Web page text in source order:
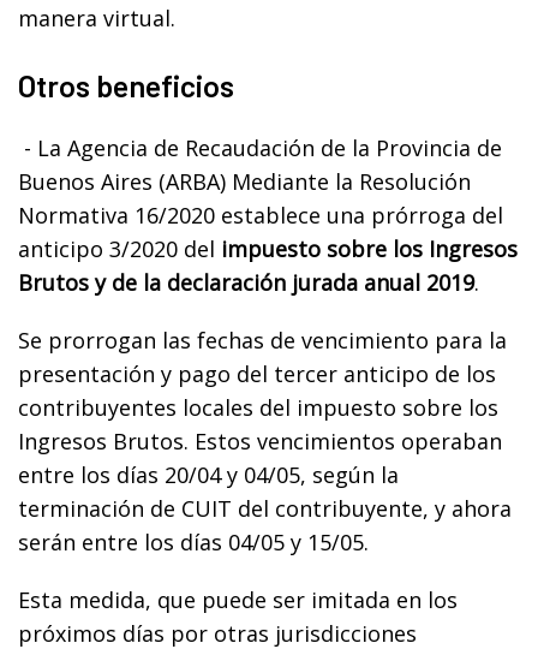
manera virtual.
Otros beneficios
- La Agencia de Recaudación de la Provincia de
Buenos Aires (ARBA) Mediante la Resolución
Normativa 16/2020 establece una prórroga del
anticipo 3/2020 del impuesto sobre los Ingresos
Brutos y de la declaración jurada anual 2019.
Se prorrogan las fechas de vencimiento para la
presentación y pago del tercer anticipo de los
contribuyentes locales del impuesto sobre los
Ingresos Brutos. Estos vencimientos operaban
entre los días 20/04 y 04/05, según la
terminación de CUIT del contribuyente, y ahora
serán entre los días 04/05 y 15/05.
Esta medida, que puede ser imitada en los
próximos días por otras jurisdicciones